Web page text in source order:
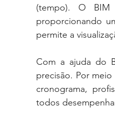
(tempo). O
proporcionando
permite a
Com a ajuda do
precisão. Por
cronograma,
todos